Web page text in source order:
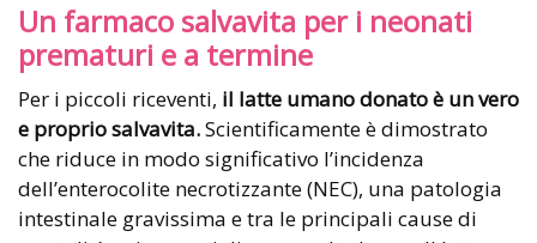
Un farmaco salvavita per i neonati
prematuri e a termine
Per i piccoli riceventi, il latte umano donato è un vero
e proprio salvavita.Scientificamente è dimostrato
che riduce in modo significativo l’incidenza
dell’enterocolite necrotizzante (NEC), una patologia
intestinale gravissima e tra le principali cause di